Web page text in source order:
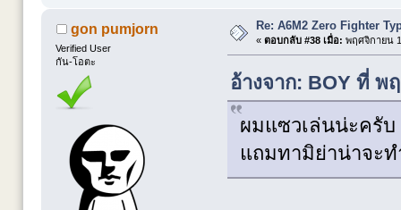
gon pumjorn
Verified User
กัน-โอตะ
Re: A6M2 Zero Fighter
« ตอบกลับ #38 เมื่อ: พฤศจิกายน
อ้างจาก: BOY ที่ พ
ผมแซวเล่นน่ะครับ
แถมทามิย่าน่าจะ